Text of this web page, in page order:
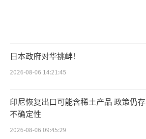
日本政府对华挑衅！
2026-08-06 14:21:45
印尼恢复出口可能含稀土产品 政策仍存
不确定性
2026-08-06 09:45:29